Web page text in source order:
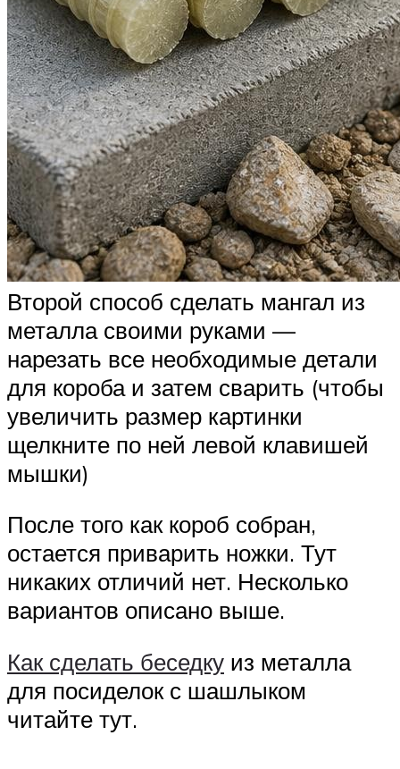
Второй способ сделать мангал из
металла своими руками —
нарезать все необходимые детали
для короба и затем сварить (чтобы
увеличить размер картинки
щелкните по ней левой клавишей
мышки)
После того как короб собран,
остается приварить ножки. Тут
никаких отличий нет. Несколько
вариантов описано выше.
Как сделать беседку из металла
для посиделок с шашлыком
читайте тут.